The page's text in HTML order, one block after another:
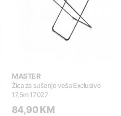
MASTER
Žica za sušenje veša Exclusive
17,5m 17027
84,90 KM